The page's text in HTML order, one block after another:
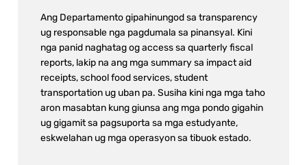
Ang Departamento gipahinungod sa transparency
ug responsable nga pagdumala sa pinansyal. Kini
nga panid naghatag og access sa quarterly fiscal
reports, lakip na ang mga summary sa impact aid
receipts, school food services, student
transportation ug uban pa. Susiha kini nga mga taho
aron masabtan kung giunsa ang mga pondo gigahin
ug gigamit sa pagsuporta sa mga estudyante,
eskwelahan ug mga operasyon sa tibuok estado.